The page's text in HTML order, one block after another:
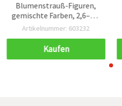
Blumenstrauß-Figuren,
gemischte Farben, 2,6–2,8
cm, 5 Stück
Artikelnummer: 603232
Kaufen